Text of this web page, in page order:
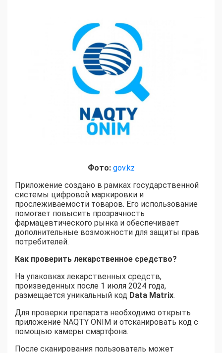
Фото:gov.kz
Приложение создано в рамках государственной
системы цифровой маркировки и
прослеживаемости товаров. Его использование
помогает повысить прозрачность
фармацевтического рынка и обеспечивает
дополнительные возможности для защиты прав
потребителей.
Как проверить лекарственное средство?
На упаковках лекарственных средств,
произведенных после 1 июля 2024 года,
размещается уникальный код Data Matrix.
Для проверки препарата необходимо открыть
приложение NAQTY ONIM и отсканировать код с
помощью камеры смартфона.
После сканирования пользователь может